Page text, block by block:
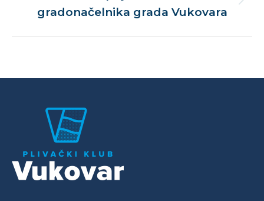
post:
gradonačelnika grada Vukovara